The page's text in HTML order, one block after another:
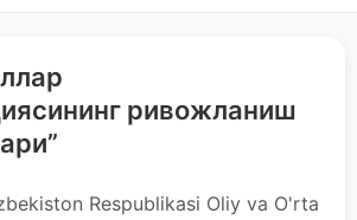
ривожланиш
Respublikasi Oliy va O'rta